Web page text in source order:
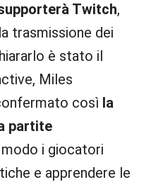
Twitch,
trasmissione dei
è stato il
Miles
così la
partite
i giocatori
e apprendere le